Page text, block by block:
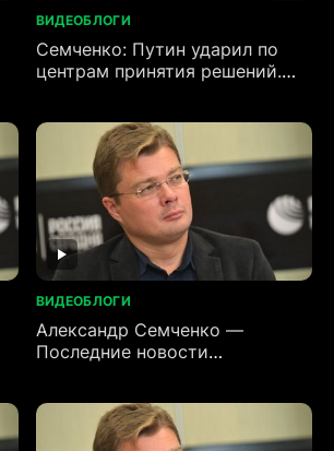
ВИДЕОБЛОГИ
Семченко: Путин ударил по
центрам принятия решений.
ВИДЕОБЛОГИ
Александр Семченко —
Последние новости